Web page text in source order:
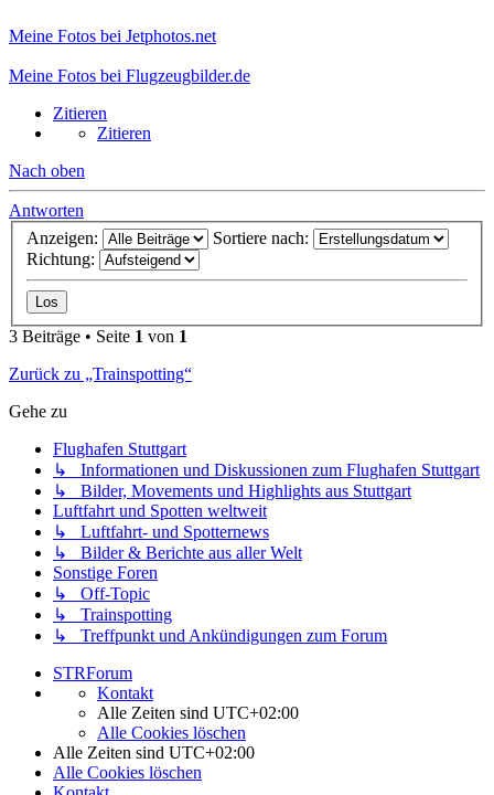
Meine Fotos bei Jetphotos.net
Meine Fotos bei Flugzeugbilder.de
Zitieren
Zitieren
Nach oben
Antworten
Anzeigen:
Sortiere nach:
Richtung:
3 Beiträge • Seite 1 von 1
Zurück zu „Trainspotting“
Gehe zu
Flughafen Stuttgart
↳ Informationen und Diskussionen zum Flughafen Stuttgart
↳ Bilder, Movements und Highlights aus Stuttgart
Luftfahrt und Spotten weltweit
↳ Luftfahrt- und Spotternews
↳ Bilder & Berichte aus aller Welt
Sonstige Foren
↳ Off-Topic
↳ Trainspotting
↳ Treffpunkt und Ankündigungen zum Forum
STRForum
Kontakt
Alle Zeiten sind UTC+02:00
Alle Cookies löschen
Alle Zeiten sind UTC+02:00
Alle Cookies löschen